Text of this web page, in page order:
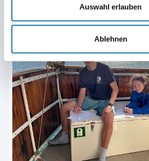
Auswahl erlauben
Ablehnen
Der Hafen von Santa Cruz de Tenerife © Ferdinand